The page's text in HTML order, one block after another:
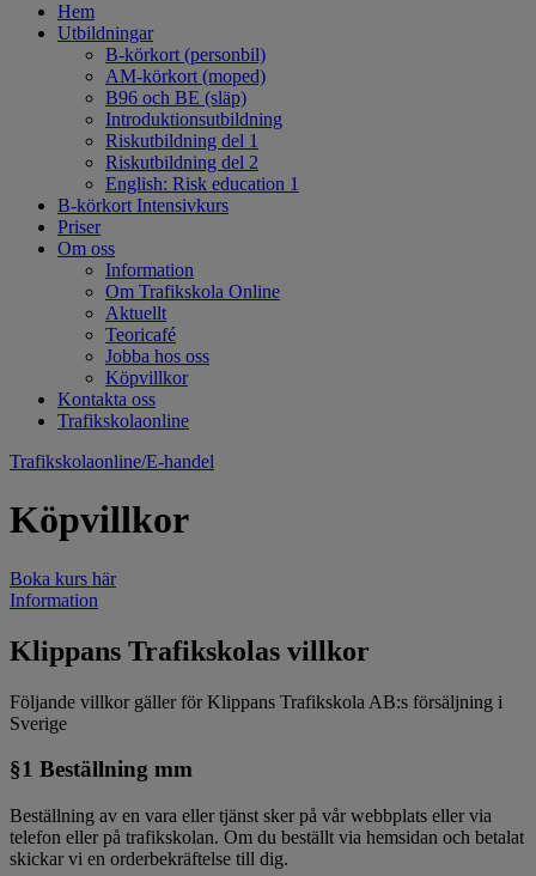
Hem
Utbildningar
B-körkort (personbil)
AM-körkort (moped)
B96 och BE (släp)
Introduktionsutbildning
Riskutbildning del 1
Riskutbildning del 2
English: Risk education 1
B-körkort Intensivkurs
Priser
Om oss
Information
Om Trafikskola Online
Aktuellt
Teoricafé
Jobba hos oss
Köpvillkor
Kontakta oss
Trafikskolaonline
Trafikskolaonline/E-handel
Köpvillkor
Boka kurs här
Information
Klippans Trafikskolas villkor
Följande villkor gäller för Klippans Trafikskola AB:s försäljning i
Sverige​
§1 Beställning mm
Beställning av en vara eller tjänst sker på vår webbplats eller via
telefon eller på trafikskolan. Om du beställt via hemsidan och betalat
skickar vi en orderbekräftelse till dig.